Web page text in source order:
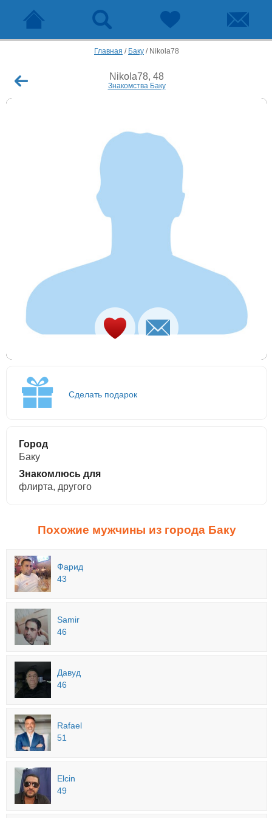
Главная / Баку / Nikola78
Nikola78, 48
Знакомства Баку
Сделать подарок
Город
Баку
Знакомлюсь для
флирта, другого
Похожие мужчины из города Баку
Фарид
43
Samir
46
Давуд
46
Rafael
51
Elcin
49